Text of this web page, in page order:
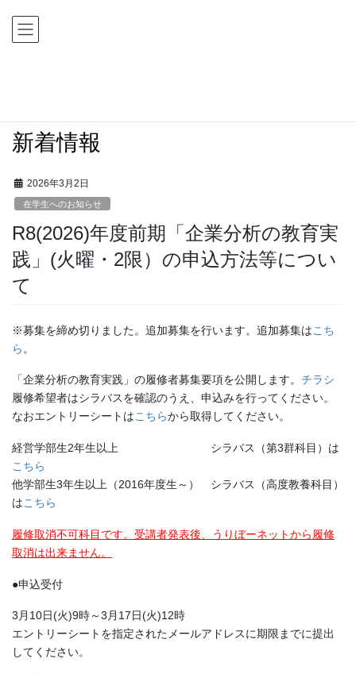
動
に
新着情報
2026年3月2日
在学生へのお知らせ
R8(2026)年度前期「企業分析の教育実
践」(火曜・2限）の申込方法等につい
て
※募集を締め切りました。追加募集を行います。追加募集はこち
ら 。
「企業分析の教育実践」の履修者募集要項を公開します。 チラシ
履修希望者はシラバスを確認のうえ、申込みを行ってください。
なおエントリーシートはこちらから取得してください。
経営学部生2年生以上 シラバス（第3群科目）は
こちら
他学部生3年生以上（2016年度生～） シラバス（高度教養科目）
はこちら
履修取消不可科目です。受講者発表後、うりぼーネットから履修
取消は出来ません。
●申込受付
3月10日(火)9時～3月17日(火)12時
エントリーシートを指定されたメールアドレスに期限までに提出
してください。